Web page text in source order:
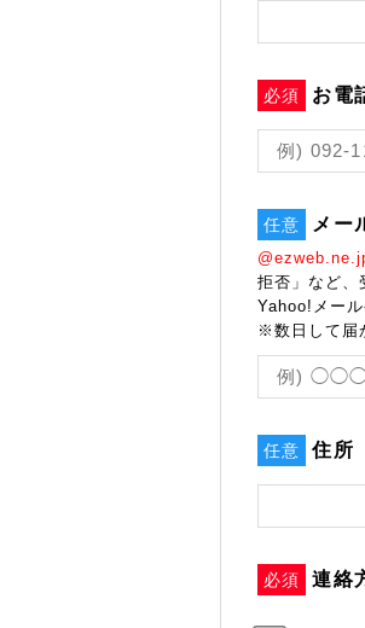
必須 お電
任意 メー
拒否」など、
Yahoo!メー
※数日して届
任意 住所
必須 連絡